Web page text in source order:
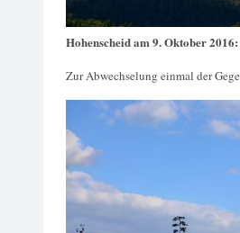
Hohenscheid am 9. Oktober 2016:
Zur Abwechselung einmal der